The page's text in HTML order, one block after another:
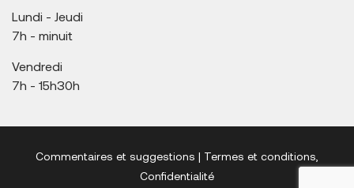
Lundi - Jeudi
7h - minuit
Vendredi
7h - 15h30h
Commentaires et suggestions | Termes et conditions
Confidentialité